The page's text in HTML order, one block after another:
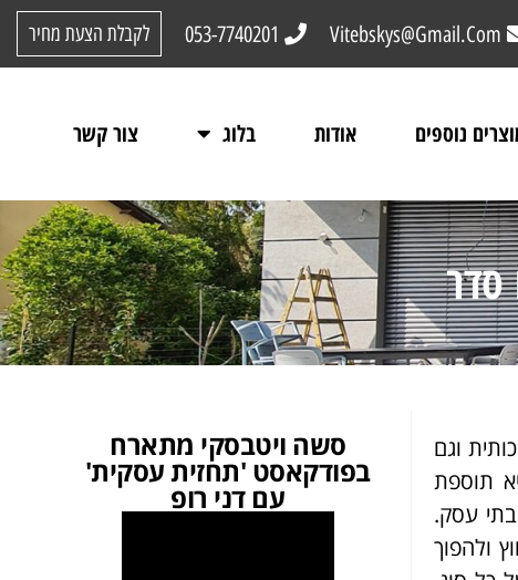
Vitebskys@Gmail.Com
053-7740201 לקבלת הצעת מחיר
נוספים אודות בלוג צור קשר
סדר
וגם
תוספת
עסק.
ולהפוך
סשה ויטבסקי מתארח
בפודקאסט 'תחזית עסקית'
עם דני רופ